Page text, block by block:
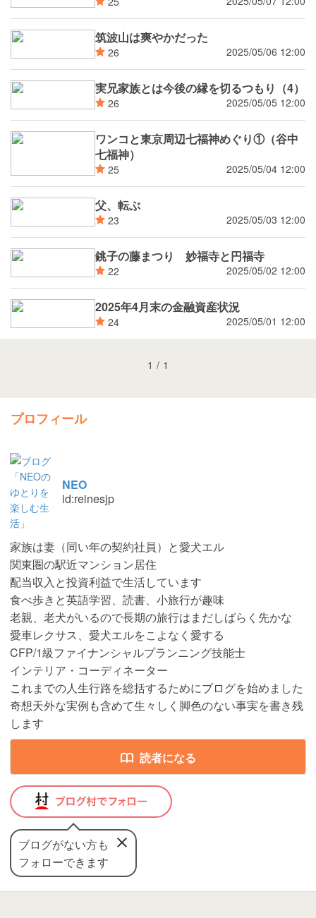
筑波山は爽やかだった
26 2025/05/06 12:00
実兄家族とは今後の縁を切るつもり（4）
26 2025/05/05 12:00
ワンコと東京周辺七福神めぐり①（谷中
七福神）
25 2025/05/04 12:00
父、転ぶ
23 2025/05/03 12:00
銚子の藤まつり 妙福寺と円福寺
22 2025/05/02 12:00
2025年4月末の金融資産状況
24 2025/05/01 12:00
1 / 1
プロフィール
NEO
id:reinesjp
家族は妻（同い年の契約社員）と愛犬エル
関東圏の駅近マンション居住
配当収入と投資利益で生活しています
食べ歩きと英語学習、読書、小旅行が趣味
老親、老犬がいるので長期の旅行はまだしばらく先かな
愛車レクサス、愛犬エルをこよなく愛する
CFP/1級ファイナンシャルプランニング技能士
インテリア・コーディネーター
これまでの人生行路を総括するためにブログを始めました
奇想天外な実例も含めて生々しく脚色のない事実を書き残
します
読者になる
ブログがない方も
フォローできます